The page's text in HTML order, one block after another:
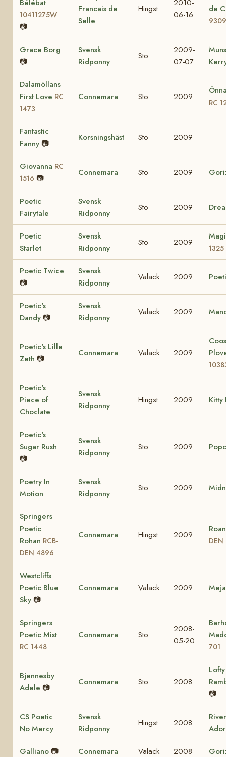
Bélébat
10411275W
📷
Francais de
Selle
Hingst
2010-
06-16
de
Grace Borg
📷
Svensk
Ridponny
Sto
2009-
07-07
Dalamöllans
First Love RC
1473
Connemara Sto 2009
RC
Fantastic
Fanny 📷
Korsningshäst Sto 2009
Giovanna RC
1516 📷
Connemara Sto 2009
Poetic
Fairytale
Svensk
Ridponny
Sto 2009
Poetic
Starlet
Svensk
Ridponny
Sto 2009
1325
Poetic Twice
📷
Svensk
Ridponny
Valack 2009
Poetic's
Dandy 📷
Svensk
Ridponny
Valack 2009
Poetic's Lille
Zeth 📷
Connemara Valack 2009
Poetic's
Piece of
Choclate
Svensk
Ridponny
Hingst 2009 Kitty
Poetic's
Sugar Rush
📷
Svensk
Ridponny
Sto 2009
Poetry In
Motion
Svensk
Ridponny
Sto 2009
Springers
Poetic
Rohan RCB-
DEN 4896
Connemara Hingst 2009
Westcliffs
Poetic Blue
Sky 📷
Connemara Valack 2009
Springers
Poetic Mist
RC 1448
Connemara Sto
2008-
05-20
701
Bjennesby
Adele 📷
Connemara Sto 2008
📷
CS Poetic
No Mercy
Svensk
Ridponny
Hingst 2008
Galliano 📷 Connemara Valack 2008